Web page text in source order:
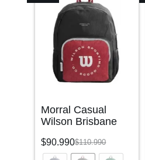
Morral Casual
Wilson Brisbane
$110.990
$90.990